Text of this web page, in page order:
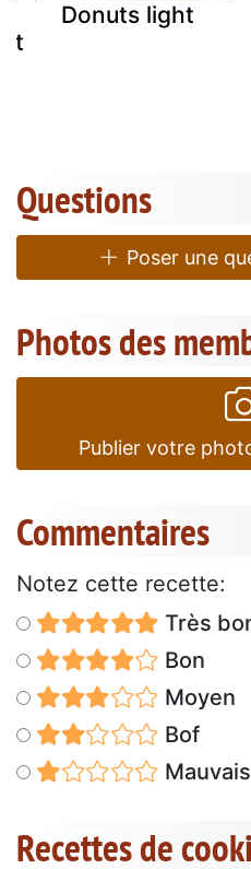
Donuts light
Questions
Poser une
Photos des
Publier votre
Commentaires
Notez cette recette:
Très
Bon
Moyen
Bof
Mauvais
Recettes de